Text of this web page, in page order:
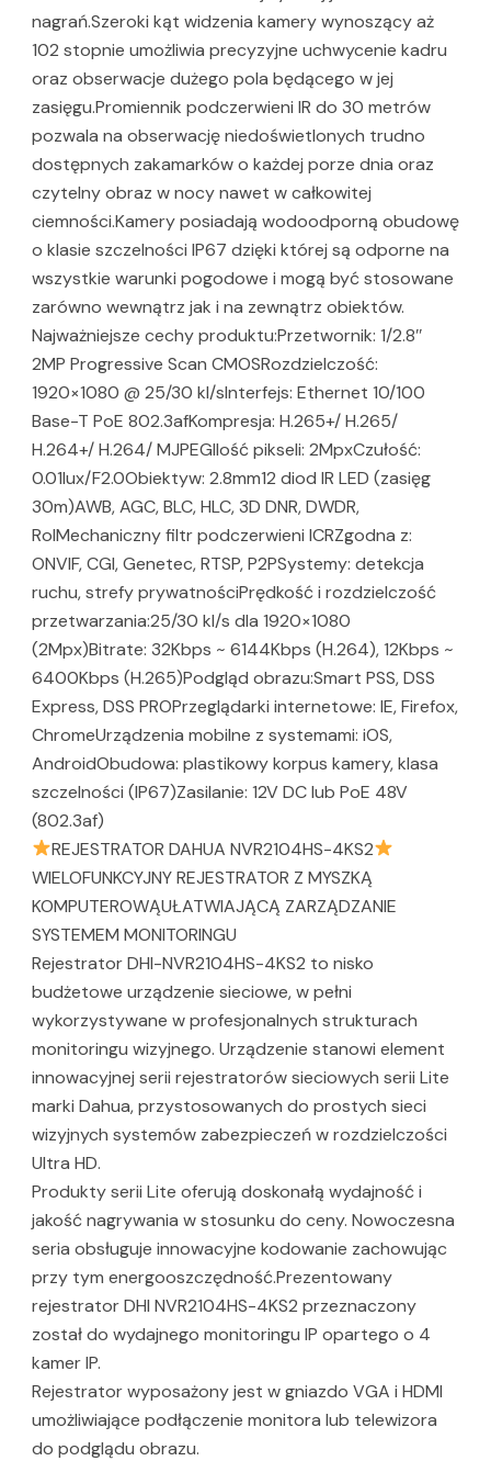
nagrań.Szeroki kąt widzenia kamery wynoszący aż
102 stopnie umożliwia precyzyjne uchwycenie kadru
oraz obserwacje dużego pola będącego w jej
zasięgu.Promiennik podczerwieni IR do 30 metrów
pozwala na obserwację niedoświetlonych trudno
dostępnych zakamarków o każdej porze dnia oraz
czytelny obraz w nocy nawet w całkowitej
ciemności.Kamery posiadają wodoodporną obudowę
o klasie szczelności IP67 dzięki której są odporne na
wszystkie warunki pogodowe i mogą być stosowane
zarówno wewnątrz jak i na zewnątrz obiektów.
Najważniejsze cechy produktu:Przetwornik: 1/2.8″
2MP Progressive Scan CMOSRozdzielczość:
1920×1080 @ 25/30 kl/sInterfejs: Ethernet 10/100
Base-T PoE 802.3afKompresja: H.265+/ H.265/
H.264+/ H.264/ MJPEGIlość pikseli: 2MpxCzułość:
0.01lux/F2.0Obiektyw: 2.8mm12 diod IR LED (zasięg
30m)AWB, AGC, BLC, HLC, 3D DNR, DWDR,
RoIMechaniczny filtr podczerwieni ICRZgodna z:
ONVIF, CGI, Genetec, RTSP, P2PSystemy: detekcja
ruchu, strefy prywatnościPrędkość i rozdzielczość
przetwarzania:25/30 kl/s dla 1920×1080
(2Mpx)Bitrate: 32Kbps ~ 6144Kbps (H.264), 12Kbps ~
6400Kbps (H.265)Podgląd obrazu:Smart PSS, DSS
Express, DSS PROPrzeglądarki internetowe: IE, Firefox,
ChromeUrządzenia mobilne z systemami: iOS,
AndroidObudowa: plastikowy korpus kamery, klasa
szczelności (IP67)Zasilanie: 12V DC lub PoE 48V
(802.3af)
REJESTRATOR DAHUA NVR2104HS-4KS2
WIELOFUNKCYJNY REJESTRATOR Z MYSZKĄ
KOMPUTEROWĄUŁATWIAJĄCĄ ZARZĄDZANIE
SYSTEMEM MONITORINGU
Rejestrator DHI-NVR2104HS-4KS2 to nisko
budżetowe urządzenie sieciowe, w pełni
wykorzystywane w profesjonalnych strukturach
monitoringu wizyjnego. Urządzenie stanowi element
innowacyjnej serii rejestratorów sieciowych serii Lite
marki Dahua, przystosowanych do prostych sieci
wizyjnych systemów zabezpieczeń w rozdzielczości
Ultra HD.
Produkty serii Lite oferują doskonałą wydajność i
jakość nagrywania w stosunku do ceny. Nowoczesna
seria obsługuje innowacyjne kodowanie zachowując
przy tym energooszczędność.Prezentowany
rejestrator DHI NVR2104HS-4KS2 przeznaczony
został do wydajnego monitoringu IP opartego o 4
kamer IP.
Rejestrator wyposażony jest w gniazdo VGA i HDMI
umożliwiające podłączenie monitora lub telewizora
do podglądu obrazu.